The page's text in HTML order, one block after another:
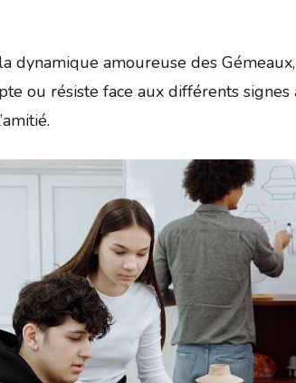
dynamique amoureuse des
ou résiste face aux différents